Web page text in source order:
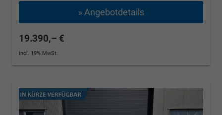
» Angebotdetails
19.390,– €
incl. 19% MwSt.